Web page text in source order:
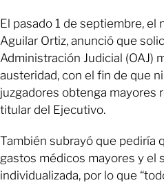
El pasado 1 de septiembre,
Aguilar Ortiz, anunció que
Administración Judicial (OAJ)
austeridad, con el fin de que
juzgadores obtenga mayores
titular del Ejecutivo.
También subrayó que pediría
gastos médicos mayores y el
individualizada, por lo que